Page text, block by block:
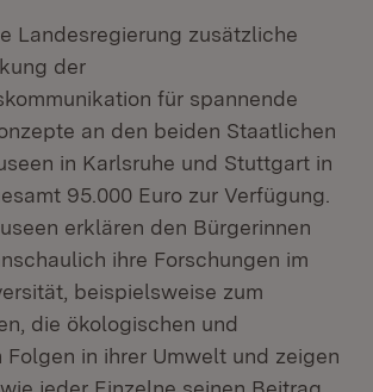
Landesregierung zusätzliche
der
für spannende
an den beiden Staatlichen
in Karlsruhe und Stuttgart in
95.000 Euro zur Verfügung.
erklären den Bürgerinnen
ihre Forschungen im
beispielsweise zum
die ökologischen und
Folgen in ihrer Umwelt und zeigen